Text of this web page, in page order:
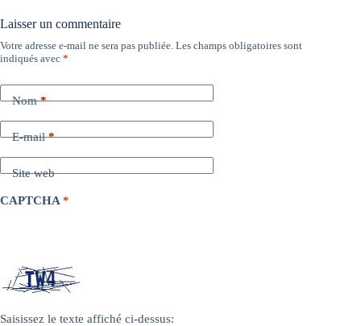
Laisser un commentaire
Votre adresse e-mail ne sera pas publiée. Les champs obligatoires sont
indiqués avec *
Nom*
E-mail*
Site web
CAPTCHA *
Saisissez le texte affiché ci-dessus: